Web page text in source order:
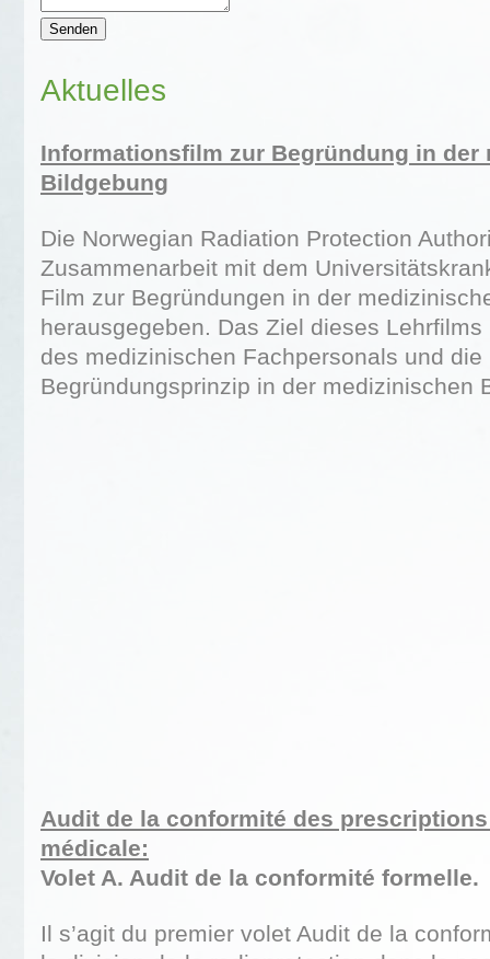
Aktuelles
Informationsfilm zur Begründung in der
Bildgebung
Die Norwegian Radiation Protection
Zusammenarbeit mit dem
Film zur Begründungen in der
herausgegeben. Das Ziel dieses
des medizinischen Fachpersonals und die
Begründungsprinzip in der medizinischen
Audit de la conformité des
médicale:
Volet A. Audit de la conformité formelle.
Il s’agit du premier volet Audit de la